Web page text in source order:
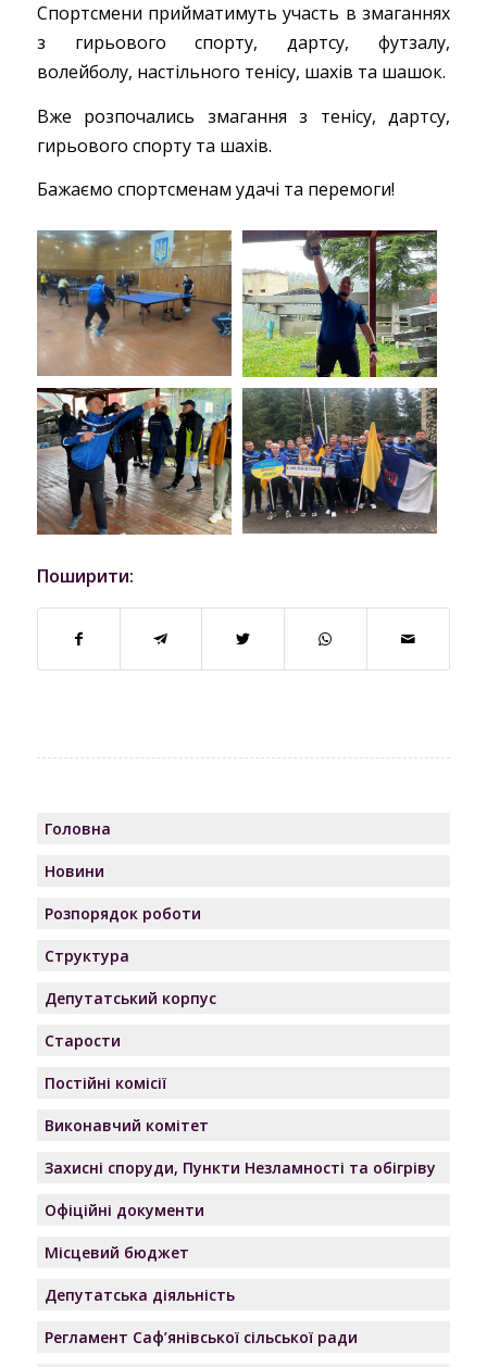
Спортсмени прийматимуть участь в змаганнях
з гирьового спорту, дартсу, футзалу,
волейболу, настільного тенісу, шахів та шашок.
Вже розпочались змагання з тенісу, дартсу,
гирьового спорту та шахів.
Бажаємо спортсменам удачі та перемоги!
Поширити:
Головна
Новини
Розпорядок роботи
Структура
Депутатський корпус
Старости
Постійні комісії
Виконавчий комітет
Захисні споруди, Пункти Незламності та обігріву
Офіційні документи
Місцевий бюджет
Депутатська діяльність
Регламент Саф’янівської сільської ради